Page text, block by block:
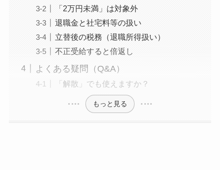
「2万円未満」は対象外
退職金と社宅料等の扱い
立替後の税務（退職所得扱い）
不正受給すると倍返し
よくある疑問（Q&A）
「解散」でも使えますか？
もっと見る